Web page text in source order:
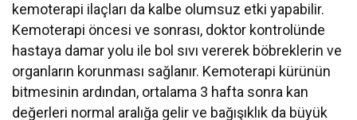
kemoterapi ilaçları da kalbe olumsuz etki yapabilir.
Kemoterapi öncesi ve sonrası, doktor kontrolünde
hastaya damar yolu ile bol sıvı vererek böbreklerin ve
organların korunması sağlanır. Kemoterapi kürünün
bitmesinin ardından, ortalama 3 hafta sonra kan
değerleri normal aralığa gelir ve bağışıklık da büyük